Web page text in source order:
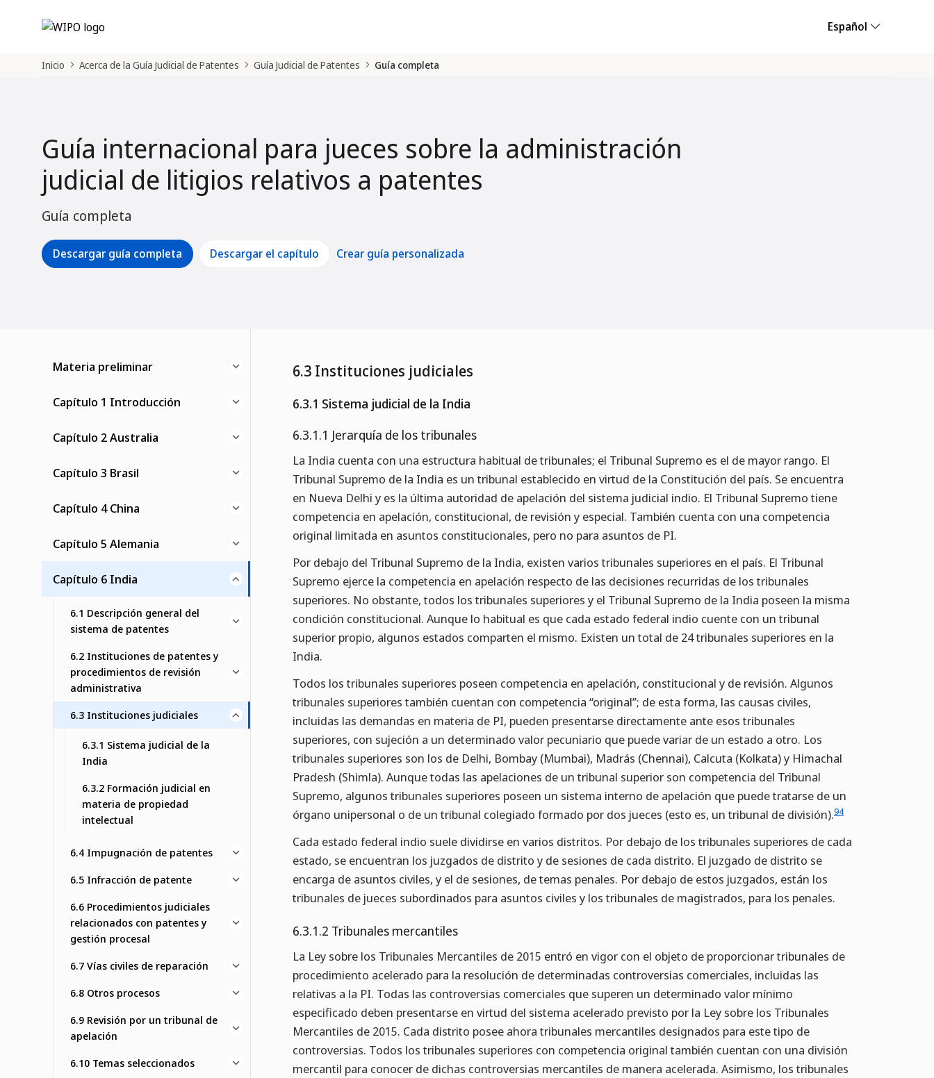
Español
Inicio Acerca de la Guía Judicial de Patentes Guía Judicial de Patentes Guía completa
Guía internacional para jueces sobre la administración
judicial de litigios relativos a patentes
Guía completa
Descargar guía completa Descargar el capítulo Crear guía personalizada
Materia preliminar
Capítulo 1 Introducción
Capítulo 2 Australia
Capítulo 3 Brasil
Capítulo 4 China
Capítulo 5 Alemania
Capítulo 6 India
6.1 Descripción general del
sistema de patentes
6.2 Instituciones de patentes y
procedimientos de revisión
administrativa
6.3 Instituciones judiciales
6.3.1 Sistema judicial de la
India
6.3.2 Formación judicial en
materia de propiedad
intelectual
6.4 Impugnación de patentes
6.5 Infracción de patente
6.6 Procedimientos judiciales
relacionados con patentes y
gestión procesal
6.7 Vías civiles de reparación
6.8 Otros procesos
6.9 Revisión por un tribunal de
apelación
6.10 Temas seleccionados
6.3 Instituciones judiciales
6.3.1 Sistema judicial de la India
6.3.1.1 Jerarquía de los tribunales
La India cuenta con una estructura habitual de tribunales; el Tribunal Supremo es el de mayor rango. El
Tribunal Supremo de la India es un tribunal establecido en virtud de la Constitución del país. Se encuentra
en Nueva Delhi y es la última autoridad de apelación del sistema judicial indio. El Tribunal Supremo tiene
competencia en apelación, constitucional, de revisión y especial. También cuenta con una competencia
original limitada en asuntos constitucionales, pero no para asuntos de PI.
Por debajo del Tribunal Supremo de la India, existen varios tribunales superiores en el país. El Tribunal
Supremo ejerce la competencia en apelación respecto de las decisiones recurridas de los tribunales
superiores. No obstante, todos los tribunales superiores y el Tribunal Supremo de la India poseen la misma
condición constitucional. Aunque lo habitual es que cada estado federal indio cuente con un tribunal
superior propio, algunos estados comparten el mismo. Existen un total de 24 tribunales superiores en la
India.
Todos los tribunales superiores poseen competencia en apelación, constitucional y de revisión. Algunos
tribunales superiores también cuentan con competencia “original”; de esta forma, las causas civiles,
incluidas las demandas en materia de PI, pueden presentarse directamente ante esos tribunales
superiores, con sujeción a un determinado valor pecuniario que puede variar de un estado a otro. Los
tribunales superiores son los de Delhi, Bombay (Mumbai), Madrás (Chennai), Calcuta (Kolkata) y Himachal
Pradesh (Shimla). Aunque todas las apelaciones de un tribunal superior son competencia del Tribunal
Supremo, algunos tribunales superiores poseen un sistema interno de apelación que puede tratarse de un
órgano unipersonal o de un tribunal colegiado formado por dos jueces (esto es, un tribunal de división).94
Cada estado federal indio suele dividirse en varios distritos. Por debajo de los tribunales superiores de cada
estado, se encuentran los juzgados de distrito y de sesiones de cada distrito. El juzgado de distrito se
encarga de asuntos civiles, y el de sesiones, de temas penales. Por debajo de estos juzgados, están los
tribunales de jueces subordinados para asuntos civiles y los tribunales de magistrados, para los penales.
6.3.1.2 Tribunales mercantiles
La Ley sobre los Tribunales Mercantiles de 2015 entró en vigor con el objeto de proporcionar tribunales de
procedimiento acelerado para la resolución de determinadas controversias comerciales, incluidas las
relativas a la PI. Todas las controversias comerciales que superen un determinado valor mínimo
especificado deben presentarse en virtud del sistema acelerado previsto por la Ley sobre los Tribunales
Mercantiles de 2015. Cada distrito posee ahora tribunales mercantiles designados para este tipo de
controversias. Todos los tribunales superiores con competencia original también cuentan con una división
mercantil para conocer de dichas controversias mercantiles de manera acelerada. Asimismo, los tribunales